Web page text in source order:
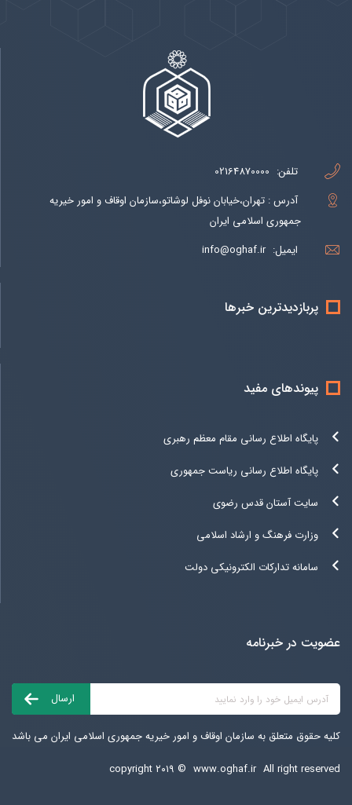
تلفن: 02164870000
آدرس : تهران،خیابان نوفل لوشاتو،سازمان اوقاف و امور خیریه
جمهوری اسلامی ایران
ایمیل: info@oghaf.ir
پربازدیدترین خبرها
پیوندهای مفید
پایگاه اطلاع رسانی مقام معظم رهبری
پایگاه اطلاع رسانی ریاست جمهوری
سایت آستان قدس رضوی
وزارت فرهنگ و ارشاد اسلامی
سامانه تدارکات الکترونیکی دولت
عضویت در خبرنامه
کلیه حقوق متعلق به سازمان اوقاف و امور خیریه جمهوری اسلامی ایران می باشد
copyright ۲۰۱۹ © www.oghaf.ir All right reserved